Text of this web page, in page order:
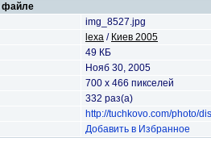
файле
img_8527.jpg
lexa / Киев 2005
49 КБ
Нояб 30, 2005
700 x 466 пикселей
332 раз(а)
http://tuchkovo.com/photo/
Добавить в Избранное